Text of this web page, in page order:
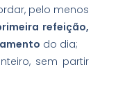
pelo menos
refeição,
do dia;
sem partir